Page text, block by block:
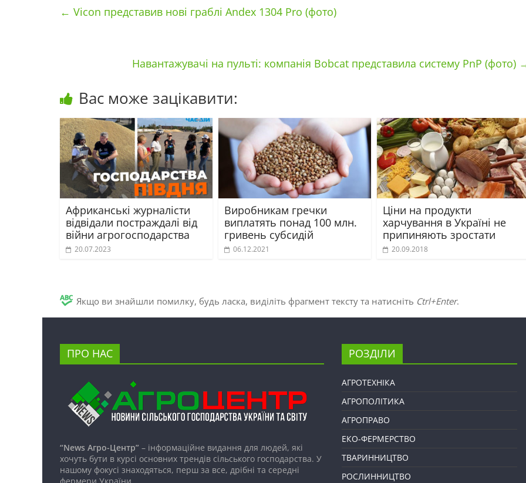
← Vicon представив нові граблі Andex 1304 Pro (фото)
Навантажувачі на пульті: компанія Bobcat представила систему PnP (фото)
Вас може зацікавити:
Африканські журналісти
відвідали постраждалі від
війни агрогосподарства
20.07.2023
Виробникам гречки
виплатять понад 100 млн.
гривень субсидій
06.12.2021
Ціни на продукти
харчування в Україні не
припиняють зростати
20.09.2018
Якщо ви знайшли помилку, будь ласка, виділіть фрагмент тексту та натисніть Ctrl+Enter.
ПРО НАС
“News Агро-Центр” – інформаційне видання для людей, які
хочуть бути в курсі основних трендів сільського господарства. У
нашому фокусі знаходяться, перш за все, дрібні та середні
фермери України.
РОЗДІЛИ
АГРОТЕХНІКА
АГРОПОЛІТИКА
АГРОПРАВО
ЕКО-ФЕРМЕРСТВО
ТВАРИННИЦТВО
РОСЛИННИЦТВО